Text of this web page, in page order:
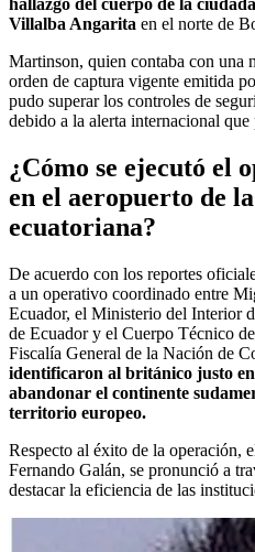
Villalba Angarita en el norte de
Martinson, quien contaba con una
orden de captura vigente emitida
pudo superar los controles de
debido a la alerta internacional que
¿Cómo se ejecutó el
en el aeropuerto de
ecuatoriana?
De acuerdo con los reportes
a un operativo coordinado entre
Ecuador, el Ministerio del Interior
de Ecuador y el Cuerpo Técnico
Fiscalía General de la Nación de
identificaron al británico justo
abandonar el continente
territorio europeo.
Respecto al éxito de la operación,
Fernando Galán, se pronunció a
destacar la eficiencia de las